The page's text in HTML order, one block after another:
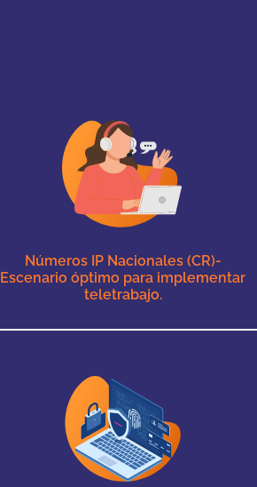
Números IP Nacionales (CR)-
Escenario óptimo para implementar
teletrabajo.